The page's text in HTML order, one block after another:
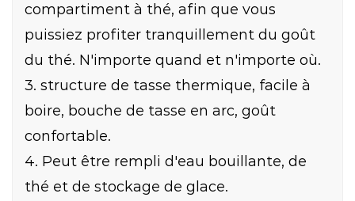
compartiment à thé, afin que vous
puissiez profiter tranquillement du goût
du thé. N'importe quand et n'importe où.
3. structure de tasse thermique, facile à
boire, bouche de tasse en arc, goût
confortable.
4. Peut être rempli d'eau bouillante, de
thé et de stockage de glace.